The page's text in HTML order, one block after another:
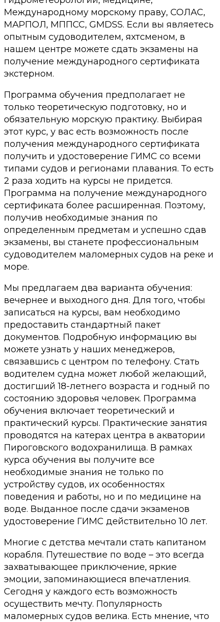
Международному морскому праву, СОЛАС,
МАРПОЛ, МППСС, GMDSS. Если вы являетесь
опытным судоводителем, яхтсменом, в
нашем центре можете сдать экзамены на
получение международного сертификата
экстерном.
Программа обучения предполагает не
только теоретическую подготовку, но и
обязательную морскую практику. Выбирая
этот курс, у вас есть возможность после
получения международного сертификата
получить и удостоверение ГИМС со всеми
типами судов и регионами плавания. То есть
2 раза ходить на курсы не придется.
Программа на получение международного
сертификата более расширенная. Поэтому,
получив необходимые знания по
определенным предметам и успешно сдав
экзамены, вы станете профессиональным
судоводителем маломерных судов на реке и
море.
Мы предлагаем два варианта обучения:
вечернее и выходного дня. Для того, чтобы
записаться на курсы, вам необходимо
предоставить стандартный пакет
документов. Подробную информацию вы
можете узнать у наших менеджеров,
связавшись с центром по телефону. Стать
водителем судна может любой желающий,
достигший 18-летнего возраста и годный по
состоянию здоровья человек. Программа
обучения включает теоретический и
практический курсы. Практические занятия
проводятся на катерах центра в акватории
Пироговского водохранилища. В рамках
курса обучения вы получите все
необходимые знания не только по
устройству судов, их особенностях
поведения и работы, но и по медицине на
воде. Выданное после сдачи экзаменов
удостоверение ГИМС действительно 10 лет.
Многие с детства мечтали стать капитаном
корабля. Путешествие по воде – это всегда
захватывающее приключение, яркие
эмоции, запоминающиеся впечатления.
Сегодня у каждого есть возможность
осуществить мечту. Популярность
маломерных судов велика. Есть мнение, что